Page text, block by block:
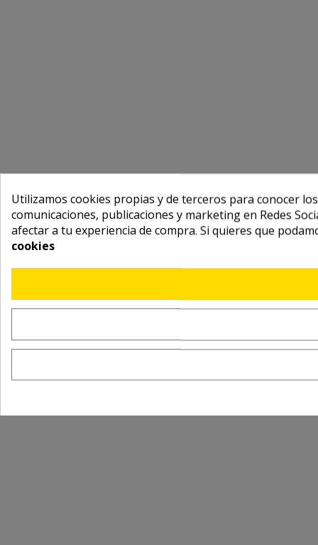
Utilizamos cookies propias y de terceros para conocer
comunicaciones, publicaciones y marketing en Redes
afectar a tu experiencia de compra. Si quieres que
cookies